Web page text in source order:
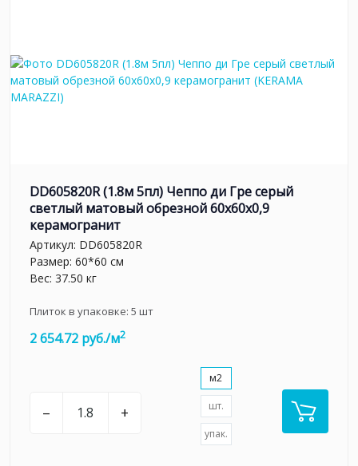
DD605820R (1.8м 5пл) Чеппо ди Гре серый
светлый матовый обрезной 60x60x0,9
керамогранит
Артикул: DD605820R
Размер: 60*60 см
Вес: 37.50 кг
Плиток в упаковке: 5 шт
2 654.72 руб./м2
– +
м2
шт.
упак.